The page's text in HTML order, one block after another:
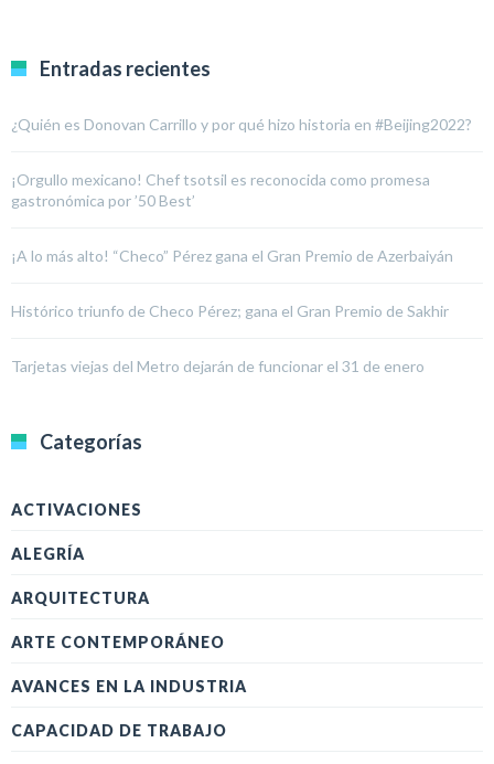
Entradas recientes
¿Quién es Donovan Carrillo y por qué hizo historia en #Beijing2022?
¡Orgullo mexicano! Chef tsotsil es reconocida como promesa
gastronómica por ’50 Best’
¡A lo más alto! “Checo” Pérez gana el Gran Premio de Azerbaiyán
Histórico triunfo de Checo Pérez; gana el Gran Premio de Sakhir
Tarjetas viejas del Metro dejarán de funcionar el 31 de enero
Categorías
ACTIVACIONES
ALEGRÍA
ARQUITECTURA
ARTE CONTEMPORÁNEO
AVANCES EN LA INDUSTRIA
CAPACIDAD DE TRABAJO